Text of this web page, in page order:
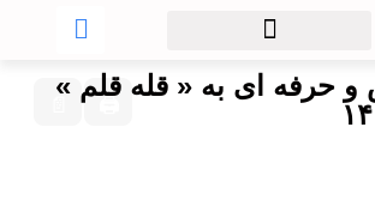
حرفه ای به « قله قلم »